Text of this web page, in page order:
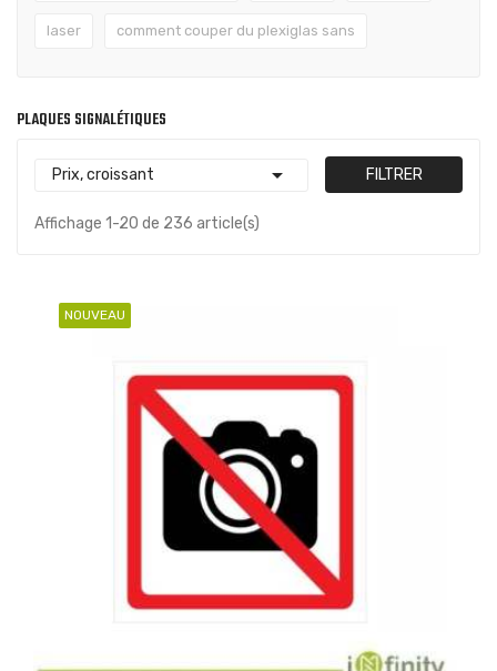
laser comment couper du plexiglas sans
PLAQUES SIGNALÉTIQUES
Prix, croissant  FILTRER
Affichage 1-20 de 236 article(s)
NOUVEAU